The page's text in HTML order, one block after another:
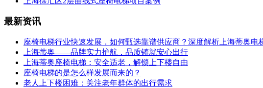
最新资讯
座椅电梯行业快速发展，如何甄选靠谱供应商？深度解析上海蒂奥电
上海蒂奥——品牌实力护航，品质铸就安心出行
上海蒂奥座椅电梯：安全适老，解锁上下楼自由
座椅电梯的是怎么样发展而来的？
老人上下楼困难：关注老年群体的出行需求